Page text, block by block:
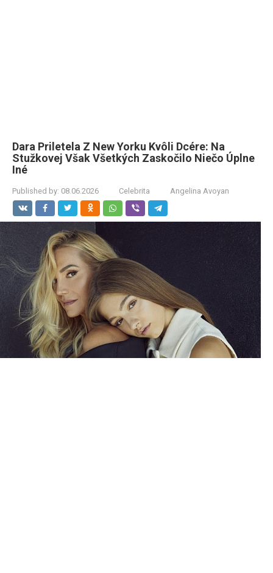
Dara Priletela Z New Yorku Kvôli Dcére: Na
Stužkovej Však Všetkých Zaskočilo Niečo Úplne
Iné
Published by: 08.06.2026 Celebrita Angelina Avoyan